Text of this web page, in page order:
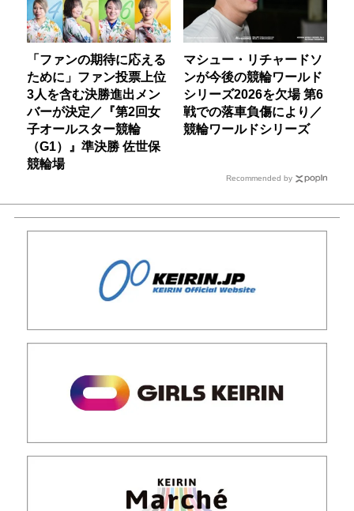
「ファンの期待に応える
ために」ファン投票上位
3人を含む決勝進出メン
バーが決定／『第2回女
子オールスター競輪
（G1）』準決勝 佐世保
競輪場
マシュー・リチャードソ
ンが今後の競輪ワールド
シリーズ2026を欠場 第6
戦での落車負傷により／
競輪ワールドシリーズ
Recommended by